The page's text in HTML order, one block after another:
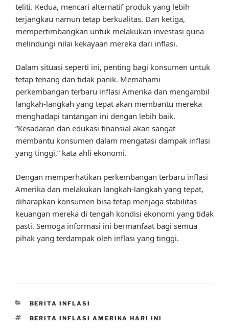
teliti. Kedua, mencari alternatif produk yang lebih
terjangkau namun tetap berkualitas. Dan ketiga,
mempertimbangkan untuk melakukan investasi guna
melindungi nilai kekayaan mereka dari inflasi.
Dalam situasi seperti ini, penting bagi konsumen untuk
tetap tenang dan tidak panik. Memahami
perkembangan terbaru inflasi Amerika dan mengambil
langkah-langkah yang tepat akan membantu mereka
menghadapi tantangan ini dengan lebih baik.
“Kesadaran dan edukasi finansial akan sangat
membantu konsumen dalam mengatasi dampak inflasi
yang tinggi,” kata ahli ekonomi.
Dengan memperhatikan perkembangan terbaru inflasi
Amerika dan melakukan langkah-langkah yang tepat,
diharapkan konsumen bisa tetap menjaga stabilitas
keuangan mereka di tengah kondisi ekonomi yang tidak
pasti. Semoga informasi ini bermanfaat bagi semua
pihak yang terdampak oleh inflasi yang tinggi.
CATEGORIES
BERITA INFLASI
TAGS
BERITA INFLASI AMERIKA HARI INI